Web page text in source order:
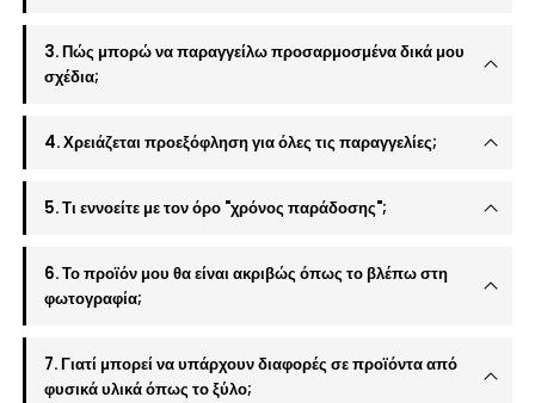
3. Πώς μπορώ να παραγγείλω προσαρμοσμένα δικά μου
σχέδια;
4. Χρειάζεται προεξόφληση για όλες τις παραγγελίες;
5. Τι εννοείτε με τον όρο "χρόνος παράδοσης";
6. Το προϊόν μου θα είναι ακριβώς όπως το βλέπω στη
φωτογραφία;
7. Γιατί μπορεί να υπάρχουν διαφορές σε προϊόντα από
φυσικά υλικά όπως το ξύλο;